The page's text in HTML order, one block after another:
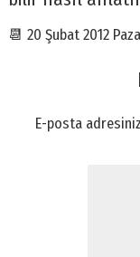
📆 20 Şubat 2012
E-posta